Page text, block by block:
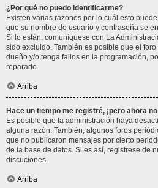
¿Por qué no puedo identificarme?
Existen varias razones por lo cuál esto
que su nombre de usuario y contraseña se
Si lo están, comuníquese con La
sido excluido. También es posible que el
dueño y/o tenga fallos en la programación,
reparado.
Arriba
Hace un tiempo me registré, ¡pero ahora
Es posible que la administración haya
alguna razón. También, algunos foros
que no publicaron mensajes por cierto
de la base de datos. Si es así, registrese de
discuciones.
Arriba